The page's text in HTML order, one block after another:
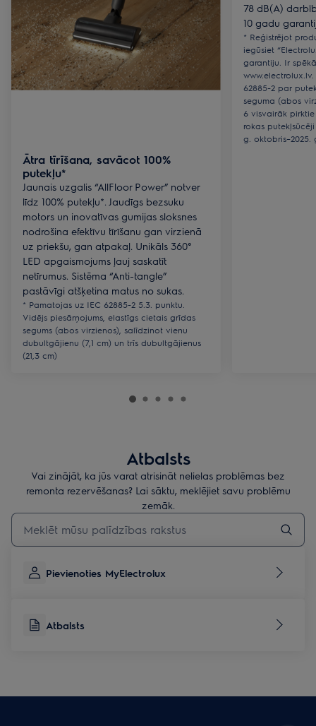
Ātra tīrīšana, savācot 100%
putekļu*
Jaunais uzgalis “AllFloor Power” notver
līdz 100% putekļu*. Jaudīgs bezsuku
motors un inovatīvas gumijas sloksnes
nodrošina efektīvu tīrīšanu gan virzienā
uz priekšu, gan atpakaļ. Unikāls 360°
LED apgaismojums ļauj saskatīt
netīrumus. Sistēma “Anti-tangle”
pastāvīgi atšķetina matus no sukas.
* Pamatojas uz IEC 62885-2 5.3. punktu.
Vidējs piesārņojums, elastīgs cietais grīdas
segums (abos virzienos), salīdzinot vienu
dubultgājienu (7,1 cm) un trīs dubultgājienus
(21,3 cm)
78 dB(A)
10 gadu
* Reģistrējot
iegūsiet
garantiju. Ir
62885-2 par
seguma (abos
6 visvairāk
rokas
g. oktobris–2025.
Atbalsts
Vai zinājāt, ka jūs varat atrisināt nelielas problēmas bez
remonta rezervēšanas? Lai sāktu, meklējiet savu problēmu
zemāk.
Rakstiet, lai meklētu rakstus par atbalstu
Pievienoties MyElectrolux
Atbalsts